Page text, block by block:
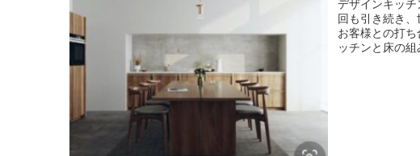
デザインキッ
回も引き続き
お客様との打
ッチンと床の組